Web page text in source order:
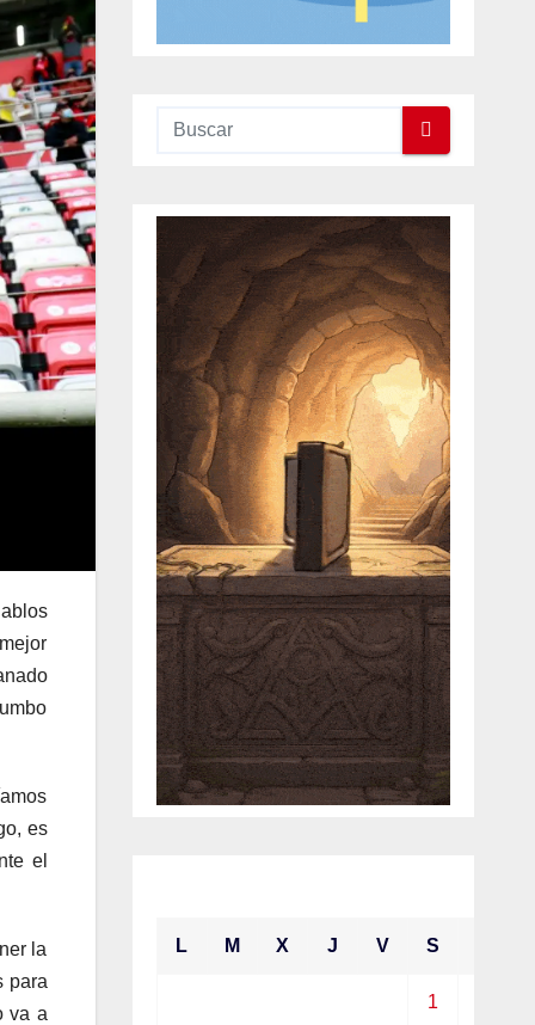
es
el
la
para
va a
L M X J V S
1